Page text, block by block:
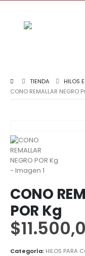
TIENDA HILOS
CONO REMALLAR NEGRO
CONO
POR Kg
$
Categoría: HILOS PARA